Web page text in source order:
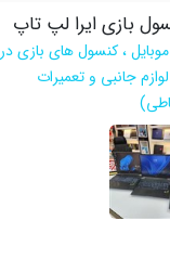
بازی ایرا لپ تاپ
، کنسول های بازی در
چک لوازم جانبی و تعمیرات